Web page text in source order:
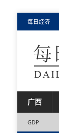
每日经济
广西
GDP